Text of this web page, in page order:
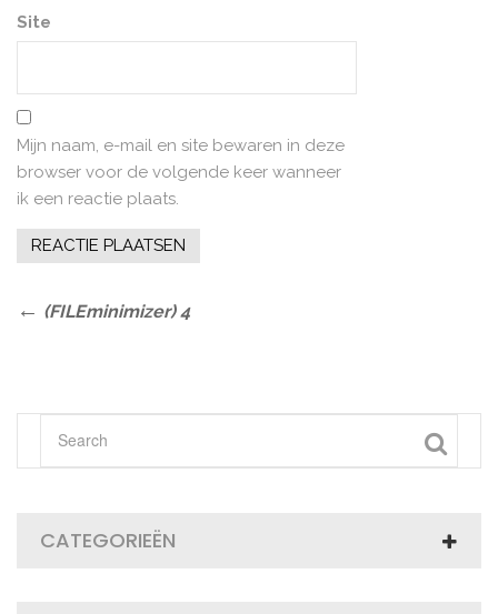
Site
Mijn naam, e-mail en site bewaren in deze
browser voor de volgende keer wanneer
ik een reactie plaats.
Bericht
Previous
(FILEminimizer) 4
CATEGORIEËN